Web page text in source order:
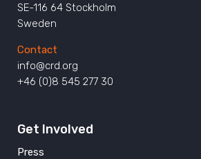
SE-116 64 Stockholm
Sweden
Contact
info@crd.org
+46 (0)8 545 277 30
Get Involved
Press